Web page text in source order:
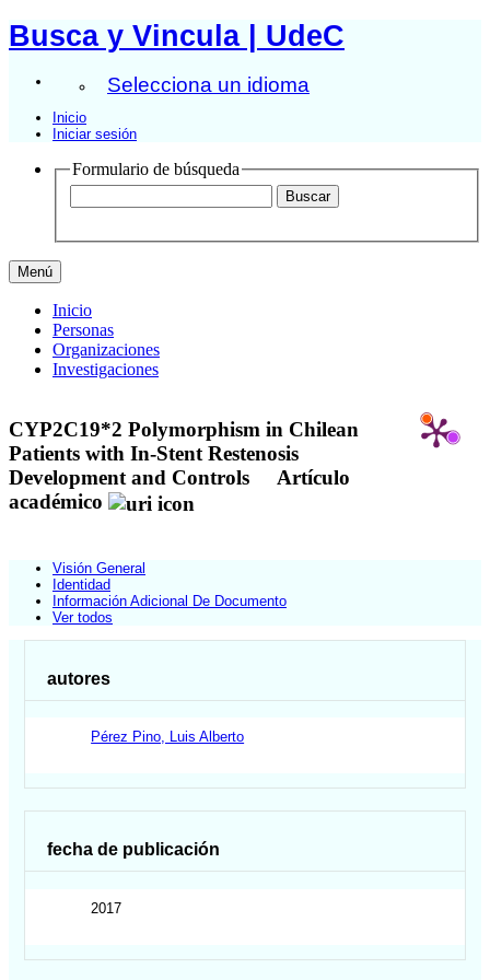
Busca y Vincula | UdeC
Selecciona un idioma
Inicio
Iniciar sesión
Formulario de búsqueda
Menú
Inicio
Personas
Organizaciones
Investigaciones
CYP2C19*2 Polymorphism in Chilean
Patients with In-Stent Restenosis
Development and Controls
Artículo
académico
Visión General
Identidad
Información Adicional De Documento
Ver todos
autores
Pérez Pino, Luis Alberto
fecha de publicación
2017